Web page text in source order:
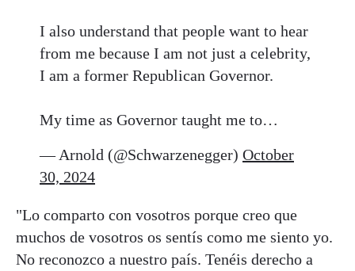
I also understand that people want to hear
from me because I am not just a celebrity,
I am a former Republican Governor.
My time as Governor taught me to…
— Arnold (@Schwarzenegger) October
30, 2024
"Lo comparto con vosotros porque creo que
muchos de vosotros os sentís como me siento yo.
No reconozco a nuestro país. Tenéis derecho a